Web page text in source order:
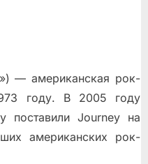
— американская рок-
году. В 2005 году
поставили Journey на
американских рок-